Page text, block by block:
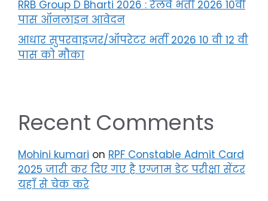
RRB Group D Bharti 2026 : रेलवे भर्ती 2026 10वीं
पास ऑनलाइन आवेदन
आधार सुपरवाइजर/ऑपरेटर भर्ती 2026 10 वी 12 वी
पास को मौका
Recent Comments
Mohini kumari on RPF Constable Admit Card
2025 जारी कर दिए गए है एग्जाम डेट परीक्षा सेंटर
यहाँ से चेक करे